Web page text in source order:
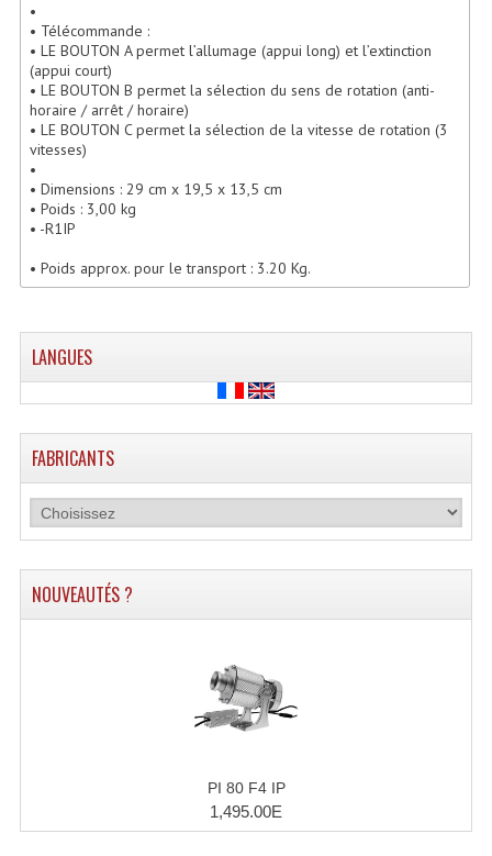
Lecteurs Double Cd Mixage Intégrée
Lecteurs Lasers Simple Et Mp3 (rack 19")
Digital Package Et Logiciel
Enregistreur Numérique
Platines Dvd Pour Dj
Micros De Studio
Multi-Effets, Reverbes Etc...
Peripheriques Traitements Et Accessoires
•
• Télécommande :
• LE BOUTON A permet l’allumage (appui long) et l’extinction
(appui court)
• LE BOUTON B permet la sélection du sens de rotation (anti-
horaire / arrêt / horaire)
• LE BOUTON C permet la sélection de la vitesse de rotation (3
vitesses)
•
• Dimensions : 29 cm x 19,5 x 13,5 cm
• Poids : 3,00 kg
• -R1IP
• Poids approx. pour le transport : 3.20 Kg.
LANGUES
FABRICANTS
NOUVEAUTÉS ?
PI 80 F4 IP
1,495.00E